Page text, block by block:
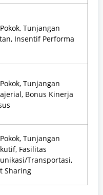
Tunjangan
Insentif Performa
Tunjangan
Bonus Kinerja
Tunjangan
Fasilitas
Transportasi,
Sharing